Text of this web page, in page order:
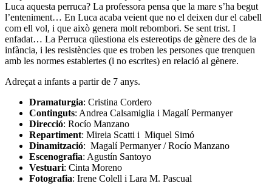
Luca aquesta perruca? La professora pensa que la mare s’ha begut
l’enteniment… En Luca acaba veient que no el deixen dur el cabell
com ell vol, i que això genera molt rebombori. Se sent trist. I
enfadat… La Perruca qüestiona els estereotips de gènere des de la
infància, i les resistències que es troben les persones que trenquen
amb les normes establertes (i no escrites) en relació al gènere.
Adreçat a infants a partir de 7 anys.
Dramaturgia: Cristina Cordero
Continguts: Andrea Calsamiglia i Magalí Permanyer
Direcció: Rocío Manzano
Repartiment: Mireia Scatti i Miquel Simó
Dinamització: Magalí Permanyer / Rocío Manzano
Escenografia: Agustín Santoyo
Vestuari: Cinta Moreno
Fotografia: Irene Colell i Lara M. Pascual